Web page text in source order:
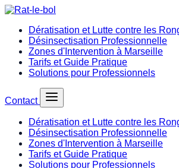
Dératisation et Lutte contre les
Désinsectisation Professionnelle
Zones d'Intervention à Marseille
Tarifs et Guide Pratique
Solutions pour Professionnels
Contact
Dératisation et Lutte contre les
Désinsectisation Professionnelle
Zones d'Intervention à Marseille
Tarifs et Guide Pratique
Solutions pour Professionnels